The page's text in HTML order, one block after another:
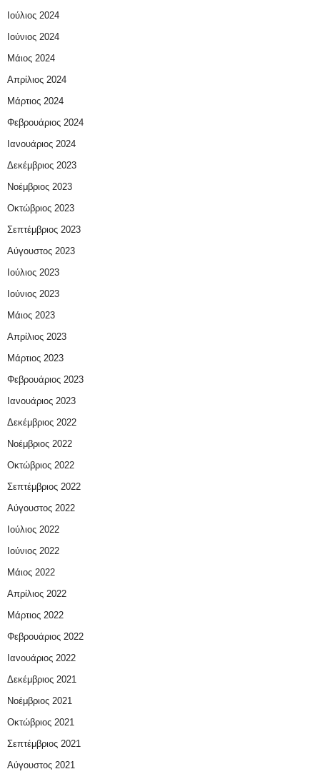
Ιούλιος 2024
Ιούνιος 2024
Μάιος 2024
Απρίλιος 2024
Μάρτιος 2024
Φεβρουάριος 2024
Ιανουάριος 2024
Δεκέμβριος 2023
Νοέμβριος 2023
Οκτώβριος 2023
Σεπτέμβριος 2023
Αύγουστος 2023
Ιούλιος 2023
Ιούνιος 2023
Μάιος 2023
Απρίλιος 2023
Μάρτιος 2023
Φεβρουάριος 2023
Ιανουάριος 2023
Δεκέμβριος 2022
Νοέμβριος 2022
Οκτώβριος 2022
Σεπτέμβριος 2022
Αύγουστος 2022
Ιούλιος 2022
Ιούνιος 2022
Μάιος 2022
Απρίλιος 2022
Μάρτιος 2022
Φεβρουάριος 2022
Ιανουάριος 2022
Δεκέμβριος 2021
Νοέμβριος 2021
Οκτώβριος 2021
Σεπτέμβριος 2021
Αύγουστος 2021